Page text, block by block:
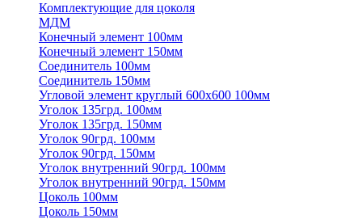
Комплектующие для цоколя
МДМ
Конечный элемент 100мм
Конечный элемент 150мм
Соединитель 100мм
Соединитель 150мм
Угловой элемент круглый 600х600 100мм
Уголок 135грд. 100мм
Уголок 135грд. 150мм
Уголок 90грд. 100мм
Уголок 90грд. 150мм
Уголок внутренний 90грд. 100мм
Уголок внутренний 90грд. 150мм
Цоколь 100мм
Цоколь 150мм